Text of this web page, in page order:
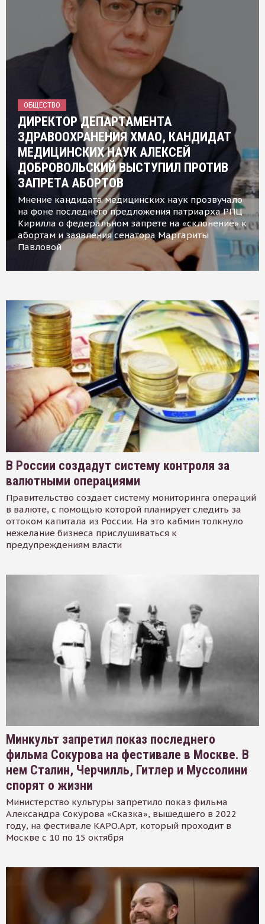
ОБЩЕСТВО
ДИРЕКТОР ДЕПАРТАМЕНТА
ЗДРАВООХРАНЕНИЯ ХМАО, КАНДИДАТ
МЕДИЦИНСКИХ НАУК АЛЕКСЕЙ
ДОБРОВОЛЬСКИЙ ВЫСТУПИЛ ПРОТИВ
ЗАПРЕТА АБОРТОВ
Мнение кандидата медицинских наук прозвучало
на фоне последнего предложения патриарха РПЦ
Кирилла о федеральном запрете на «склонение» к
абортам и заявления сенатора Маргариты
Павловой
В России создадут систему контроля за
валютными операциями
Правительство создает систему мониторинга операций
в валюте, с помощью которой планирует следить за
оттоком капитала из России. На это кабмин толкнуло
нежелание бизнеса прислушиваться к
предупреждениям власти
Минкульт запретил показ последнего
фильма Сокурова на фестивале в Москве. В
нем Сталин, Черчилль, Гитлер и Муссолини
спорят о жизни
Министерство культуры запретило показ фильма
Александра Сокурова «Сказка», вышедшего в 2022
году, на фестивале КАРО.Арт, который проходит в
Москве с 10 по 15 октября